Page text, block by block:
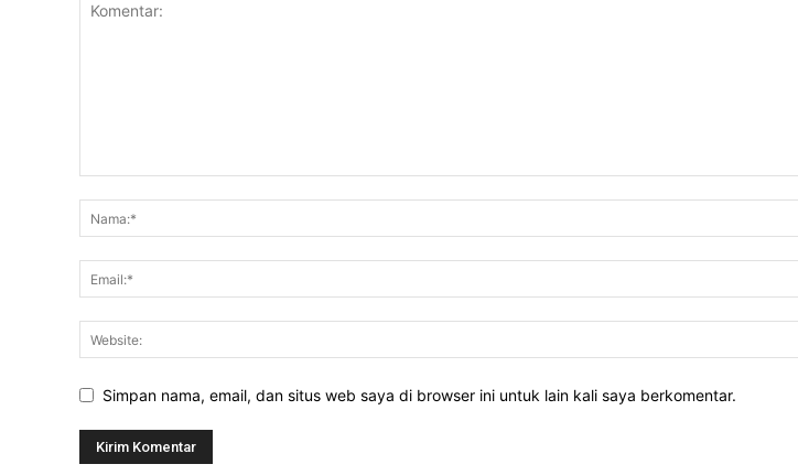
Simpan nama, email, dan situs web saya di browser ini untuk lain kali saya berkomentar.